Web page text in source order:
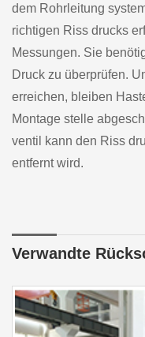
dem Rohrleitung
richtigen Riss drucks
Messungen. Sie
Druck zu überprüfen.
erreichen, bleiben
Montage stelle
ventil kann den Riss
entfernt wird.
Verwandte